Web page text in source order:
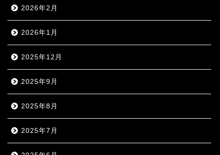
2026年2月
2026年1月
2025年12月
2025年9月
2025年8月
2025年7月